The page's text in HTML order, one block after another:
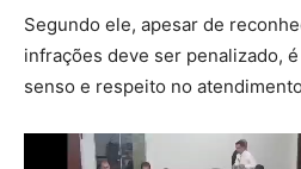
Segundo ele, apesar de
infrações deve ser penalizado,
senso e respeito no
Tocador